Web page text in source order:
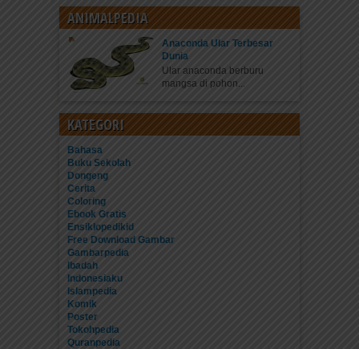
ANIMALPEDIA
Anaconda Ular Terbesar
Dunia
Ular anaconda berburu
mangsa di pohon...
KATEGORI
Bahasa
Buku Sekolah
Dongeng
Cerita
Coloring
Ebook Gratis
Ensiklopedikid
Free Download Gambar
Gambarpedia
Ibadah
Indonesiaku
Islampedia
Komik
Poster
Tokohpedia
Quranpedia